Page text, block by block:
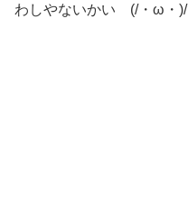
わしやないかい (/・ω・)/